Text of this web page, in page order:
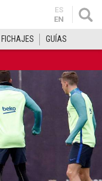
ES
EN
FICHAJES GUÍAS